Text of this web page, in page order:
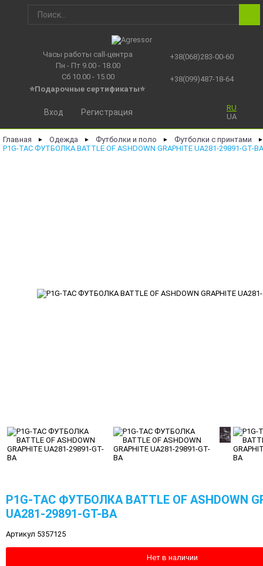
Часы работы call-центра
Пн - Пт 9.00 - 18.00
Сб 10.00 - 15.00
⭐Подарочные сертификаты⭐
+38(068)283-00-60
+38(099)487-18-64
RU
UA
Вход Регистрация
Главная ► Одежда ► Футболки и поло ► Футболки с принтами ►
P1G-TAC ФУТБОЛКА BATTLE OF ASHDOWN GRAPHITE UA281-29891-GT-BA
P1G-TAC ФУТБОЛКА BATTLE OF ASHDOWN
UA281-29891-GT-BA
Артикул 5357125
Нет в наличии